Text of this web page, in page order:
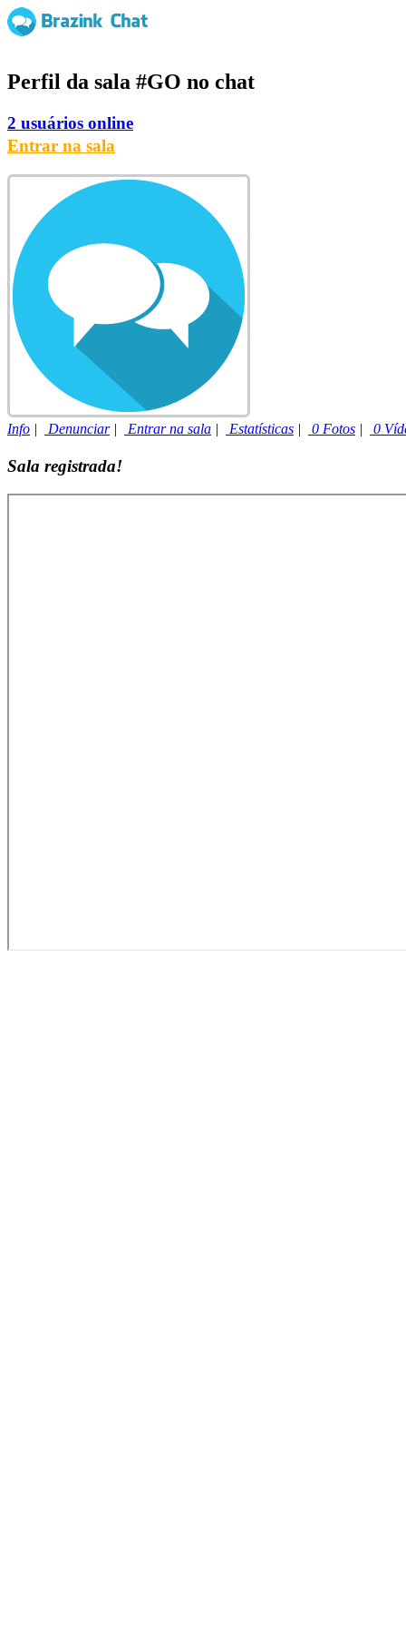
Perfil da sala #GO no chat
2 usuários online
Entrar na sala
Info | Denunciar| Entrar na sala | Estatísticas | 0 Fotos | 0
Sala registrada!